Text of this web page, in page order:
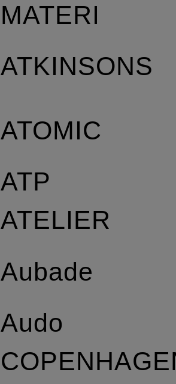
MATERI
ATKINSONS
ATOMIC
ATP
ATELIER
Aubade
Audo